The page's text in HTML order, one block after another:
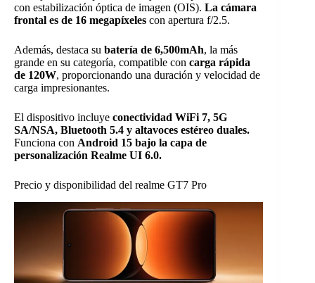
con estabilización óptica de imagen (OIS). La cámara
frontal es de 16 megapíxeles con apertura f/2.5.
Además, destaca su batería de 6,500mAh, la más
grande en su categoría, compatible con carga rápida
de 120W, proporcionando una duración y velocidad de
carga impresionantes.
El dispositivo incluye conectividad WiFi 7, 5G
SA/NSA, Bluetooth 5.4 y altavoces estéreo duales.
Funciona con Android 15 bajo la capa de
personalización Realme UI 6.0.
Precio y disponibilidad del realme GT7 Pro